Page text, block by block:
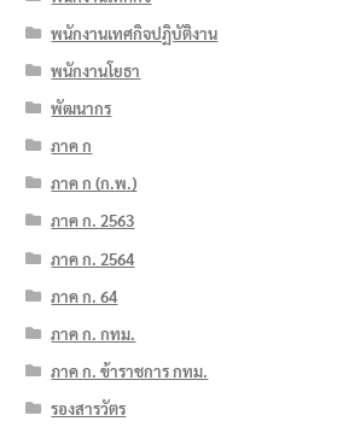
พนักงานเทศกิจปฏิบัติงาน
พนักงานโยธา
พัฒนากร
ภาค ก
ภาค ก (ก.พ.)
ภาค ก. 2563
ภาค ก. 2564
ภาค ก. 64
ภาค ก. กทม.
ภาค ก. ข้าราชการ กทม.
รองสารวัตร